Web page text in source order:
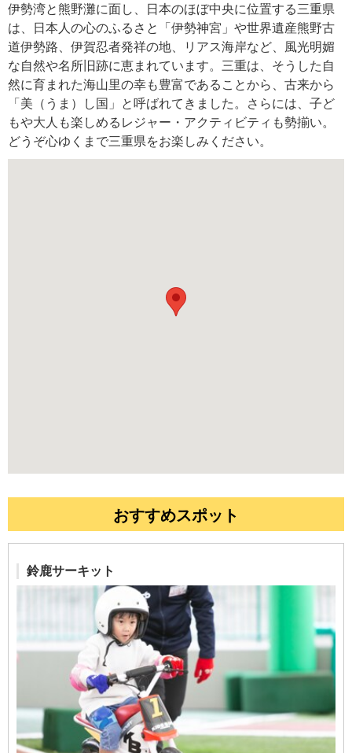
伊勢湾と熊野灘に面し、日本のほぼ中央に位置する三重県
は、日本人の心のふるさと「伊勢神宮」や世界遺産熊野古
道伊勢路、伊賀忍者発祥の地、リアス海岸など、風光明媚
な自然や名所旧跡に恵まれています。三重は、そうした自
然に育まれた海山里の幸も豊富であることから、古来から
「美（うま）し国」と呼ばれてきました。さらには、子ど
もや大人も楽しめるレジャー・アクティビティも勢揃い。
どうぞ心ゆくまで三重県をお楽しみください。
おすすめスポット
鈴鹿サーキット